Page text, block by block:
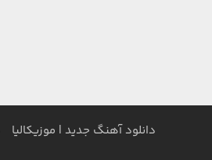
دانلود آهنگ جدید | موزیکالیا